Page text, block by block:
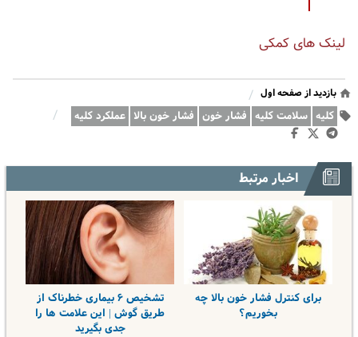
لینک های کمکی
بازدید از صفحه اول /
کلیه سلامت کلیه فشار خون فشار خون بالا عملکرد کلیه /
اخبار مرتبط
برای کنترل فشار خون بالا چه
بخوریم؟
تشخیص ۶ بیماری خطرناک از
طریق گوش‌ | این علامت ها را
جدی بگیرید